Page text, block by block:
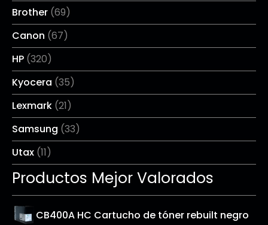
Brother (69)
Canon (67)
HP (320)
Kyocera (35)
Lexmark (21)
Samsung (33)
Utax (11)
Productos Mejor Valorados
CB400A HC Cartucho de tóner rebuilt negro